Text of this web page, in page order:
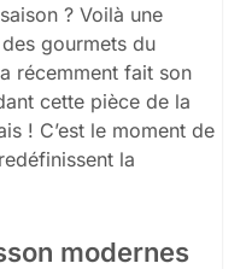
? Voilà une
gourmets du
récemment fait son
cette pièce de la
! C’est le moment de
la
modernes